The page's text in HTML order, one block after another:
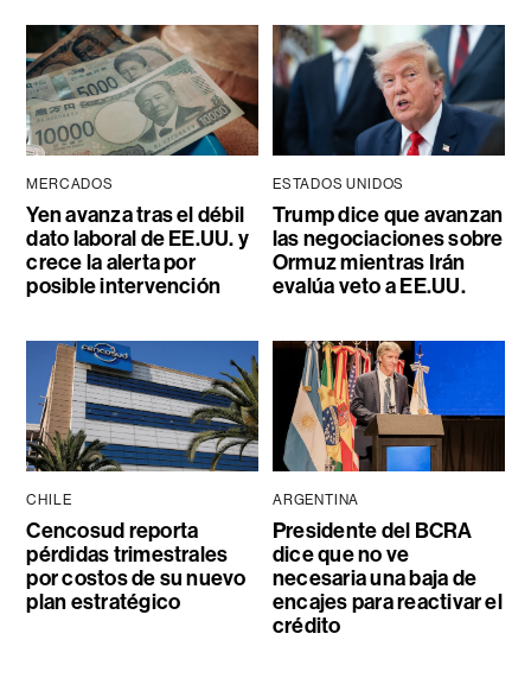
MERCADOS
Yen avanza tras el débil
dato laboral de EE.UU. y
crece la alerta por
posible intervención
ESTADOS UNIDOS
Trump dice que avanzan
las negociaciones sobre
Ormuz mientras Irán
evalúa veto a EE.UU.
CHILE
Cencosud reporta
pérdidas trimestrales
por costos de su nuevo
plan estratégico
ARGENTINA
Presidente del BCRA
dice que no ve
necesaria una baja de
encajes para reactivar el
crédito